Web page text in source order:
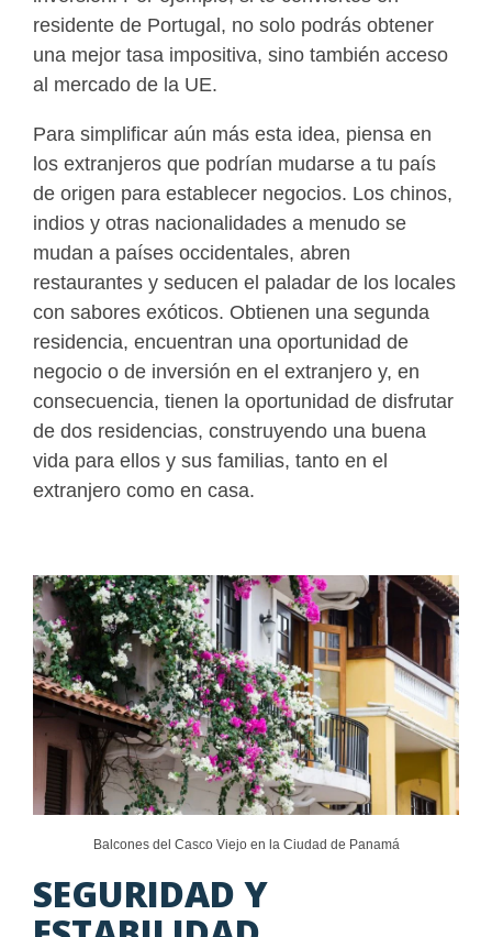
residente de Portugal, no solo podrás obtener
una mejor tasa impositiva, sino también acceso
al mercado de la UE.
Para simplificar aún más esta idea, piensa en
los extranjeros que podrían mudarse a tu país
de origen para establecer negocios. Los chinos,
indios y otras nacionalidades a menudo se
mudan a países occidentales, abren
restaurantes y seducen el paladar de los locales
con sabores exóticos. Obtienen una segunda
residencia, encuentran una oportunidad de
negocio o de inversión en el extranjero y, en
consecuencia, tienen la oportunidad de disfrutar
de dos residencias, construyendo una buena
vida para ellos y sus familias, tanto en el
extranjero como en casa.
Balcones del Casco Viejo en la Ciudad de Panamá
SEGURIDAD Y